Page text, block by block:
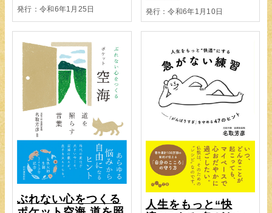
発行：令和6年1月25日 発行：令和6年1月10日
ぶれない心をつくる
人生をもっと“快